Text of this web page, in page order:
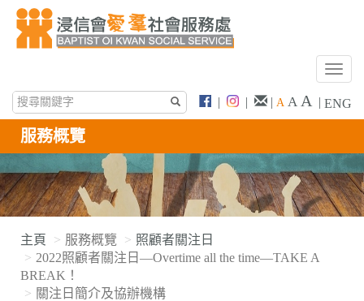
T
g
n
a
v
| | | A A A | ENG
服務概覽
主頁 服務概覽
照顧者關注日
2022照顧者關注日—Overtime all the time—TAKE A
BREAK！
關注日簡介及協辦機構